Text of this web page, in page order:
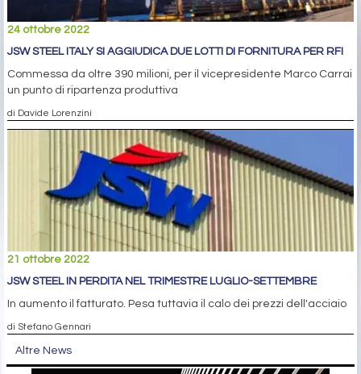
24 ottobre 2022
JSW STEEL ITALY SI AGGIUDICA DUE LOTTI DI FORNITURA PER RFI
Commessa da oltre 390 milioni, per il vicepresidente Marco Carrai
un punto di ripartenza produttiva
di Davide Lorenzini
21 ottobre 2022
JSW STEEL IN PERDITA NEL TRIMESTRE LUGLIO-SETTEMBRE
In aumento il fatturato. Pesa tuttavia il calo dei prezzi dell'acciaio
di Stefano Gennari
Altre News